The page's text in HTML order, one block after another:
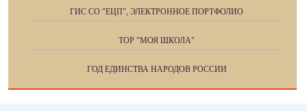
ГИС СО "ЕЦП", ЭЛЕКТРОННОЕ ПОРТФОЛИО
ТОР "МОЯ ШКОЛА"
ГОД ЕДИНСТВА НАРОДОВ РОССИИ